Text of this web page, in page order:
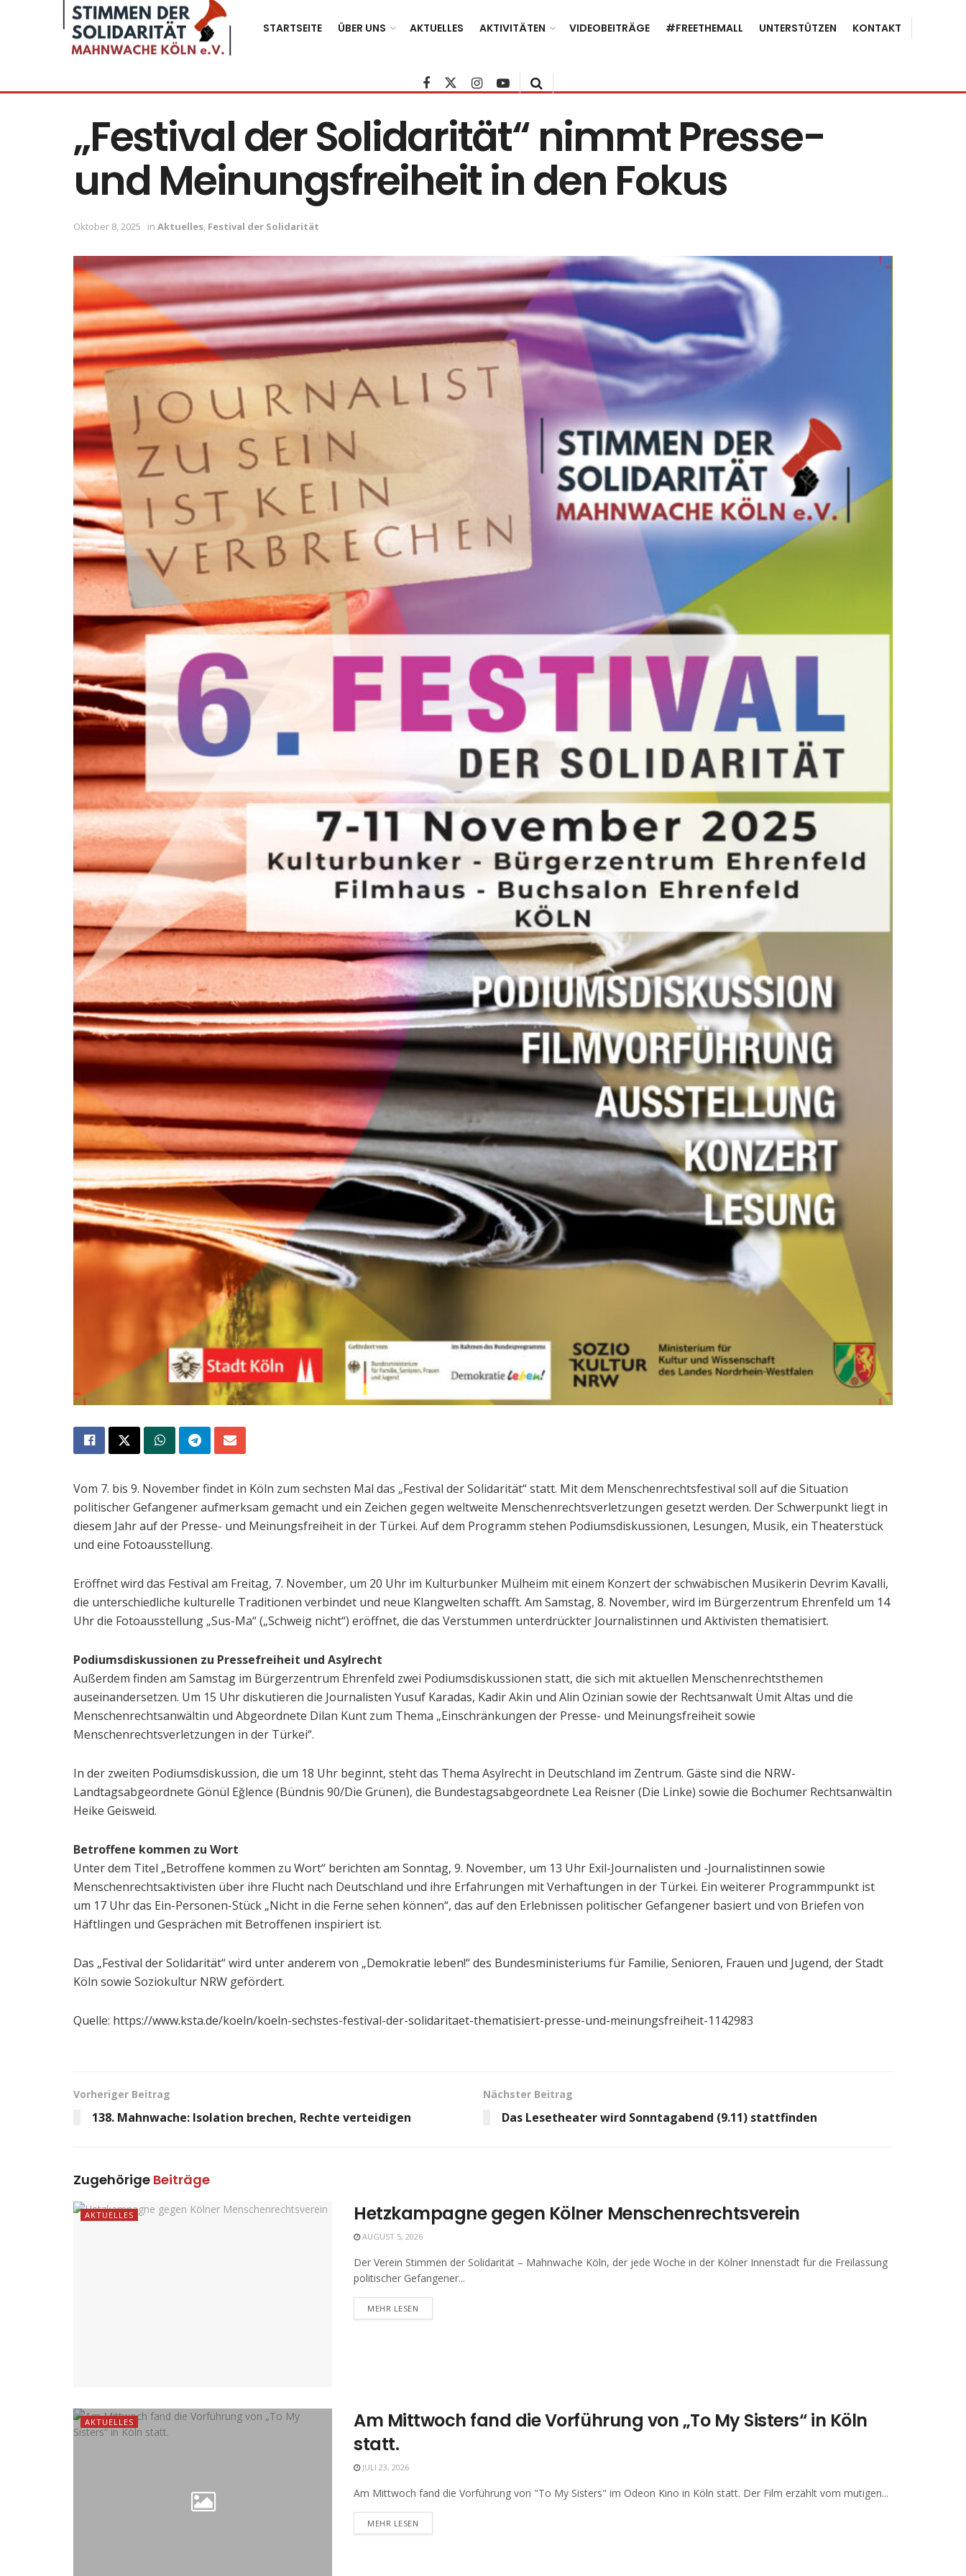
STARTSEITE ÜBER UNS AKTUELLES AKTIVITÄTEN VIDEOBEITRÄGE #FREETHEMALL UNTERSTÜTZEN KONTAKT
„Festival der Solidarität“ nimmt Presse-
und Meinungsfreiheit in den Fokus
Oktober 8, 2025 in Aktuelles, Festival der Solidarität
Vom 7. bis 9. November findet in Köln zum sechsten Mal das „Festival der Solidarität“ statt. Mit dem Menschenrechtsfestival soll auf die Situation
politischer Gefangener aufmerksam gemacht und ein Zeichen gegen weltweite Menschenrechtsverletzungen gesetzt werden. Der Schwerpunkt liegt in
diesem Jahr auf der Presse- und Meinungsfreiheit in der Türkei. Auf dem Programm stehen Podiumsdiskussionen, Lesungen, Musik, ein Theaterstück
und eine Fotoausstellung.
Eröffnet wird das Festival am Freitag, 7. November, um 20 Uhr im Kulturbunker Mülheim mit einem Konzert der schwäbischen Musikerin Devrim Kavalli,
die unterschiedliche kulturelle Traditionen verbindet und neue Klangwelten schafft. Am Samstag, 8. November, wird im Bürgerzentrum Ehrenfeld um 14
Uhr die Fotoausstellung „Sus-Ma“ („Schweig nicht“) eröffnet, die das Verstummen unterdrückter Journalistinnen und Aktivisten thematisiert.
Podiumsdiskussionen zu Pressefreiheit und Asylrecht
Außerdem finden am Samstag im Bürgerzentrum Ehrenfeld zwei Podiumsdiskussionen statt, die sich mit aktuellen Menschenrechtsthemen
auseinandersetzen. Um 15 Uhr diskutieren die Journalisten Yusuf Karadas, Kadir Akin und Alin Ozinian sowie der Rechtsanwalt Ümit Altas und die
Menschenrechtsanwältin und Abgeordnete Dilan Kunt zum Thema „Einschränkungen der Presse- und Meinungsfreiheit sowie
Menschenrechtsverletzungen in der Türkei“.
In der zweiten Podiumsdiskussion, die um 18 Uhr beginnt, steht das Thema Asylrecht in Deutschland im Zentrum. Gäste sind die NRW-
Landtagsabgeordnete Gönül Eğlence (Bündnis 90/Die Grünen), die Bundestagsabgeordnete Lea Reisner (Die Linke) sowie die Bochumer Rechtsanwältin
Heike Geisweid.
Betroffene kommen zu Wort
Unter dem Titel „Betroffene kommen zu Wort“ berichten am Sonntag, 9. November, um 13 Uhr Exil-Journalisten und -Journalistinnen sowie
Menschenrechtsaktivisten über ihre Flucht nach Deutschland und ihre Erfahrungen mit Verhaftungen in der Türkei. Ein weiterer Programmpunkt ist
um 17 Uhr das Ein-Personen-Stück „Nicht in die Ferne sehen können“, das auf den Erlebnissen politischer Gefangener basiert und von Briefen von
Häftlingen und Gesprächen mit Betroffenen inspiriert ist.
Das „Festival der Solidarität“ wird unter anderem von „Demokratie leben!“ des Bundesministeriums für Familie, Senioren, Frauen und Jugend, der Stadt
Köln sowie Soziokultur NRW gefördert.
Quelle: https://www.ksta.de/koeln/koeln-sechstes-festival-der-solidaritaet-thematisiert-presse-und-meinungsfreiheit-1142983
Vorheriger Beitrag
138. Mahnwache: Isolation brechen, Rechte verteidigen
Nächster Beitrag
Das Lesetheater wird Sonntagabend (9.11) stattfinden
Zugehörige Beiträge
AKTUELLES Hetzkampagne gegen Kölner Menschenrechtsverein
AUGUST 5, 2026
Der Verein Stimmen der Solidarität – Mahnwache Köln, der jede Woche in der Kölner Innenstadt für die Freilassung
politischer Gefangener...
MEHR LESEN
AKTUELLES
Am Mittwoch fand die Vorführung von „To My Sisters“ in Köln
statt.
JULI 23, 2026
Am Mittwoch fand die Vorführung von "To My Sisters" im Odeon Kino in Köln statt. Der Film erzählt vom mutigen...
MEHR LESEN